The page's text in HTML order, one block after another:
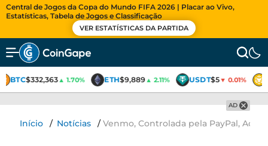
Central de Jogos da Copa do Mundo FIFA 2026 | Placar ao Vivo,
Estatísticas, Tabela de Jogos e Classificação
VER ESTATÍSTICAS DA PARTIDA
BTC$332,363▲ 1.70% ETH$9,889▲ 2.11% USDT$5▼ 0.01%
AD
Início / Notícias /Venmo, Controlada pela PayPal,